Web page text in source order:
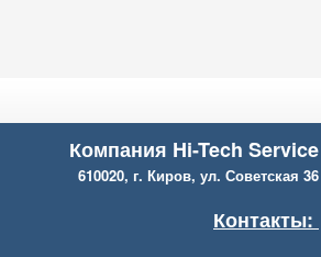
Компания Hi-Tech Service
610020, г. Киров, ул. Советская 36
Контакты: